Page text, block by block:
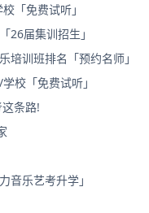
「免费试听」
26届集训招生」
培训班排名「预约名师」
校「免费试听」
条路!
音乐艺考升学」